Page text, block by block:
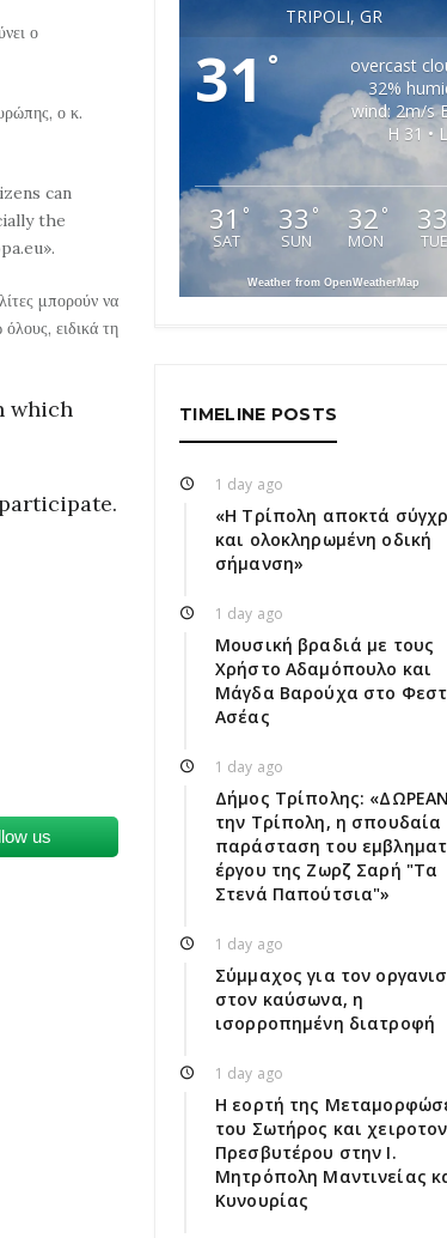
ο
ο κ.
can
the
μπορούν να
ειδικά τη
which
us
TRIPOLI, GR
31°
overcast
32%
wind: 2m/s
H 31 •
31 °
SAT
33 °
SUN
32 °
MON
33
TUE
Weather from OpenWeatherMap
TIMELINE POSTS
1 day ago
«Η Τρίπολη αποκτά
και ολοκληρωμένη οδική
σήμανση»
1 day ago
Μουσική βραδιά με τους
Χρήστο Αδαμόπουλο και
Μάγδα Βαρούχα στο
Ασέας
1 day ago
Δήμος Τρίπολης:
την Τρίπολη, η σπουδαία
παράσταση του
έργου της Ζωρζ Σαρή "Τα
Στενά Παπούτσια"»
1 day ago
Σύμμαχος για τον
στον καύσωνα, η
ισορροπημένη διατροφή
1 day ago
Η εορτή της
του Σωτήρος και
Πρεσβυτέρου στην Ι.
Μητρόπολη Μαντινείας
Κυνουρίας